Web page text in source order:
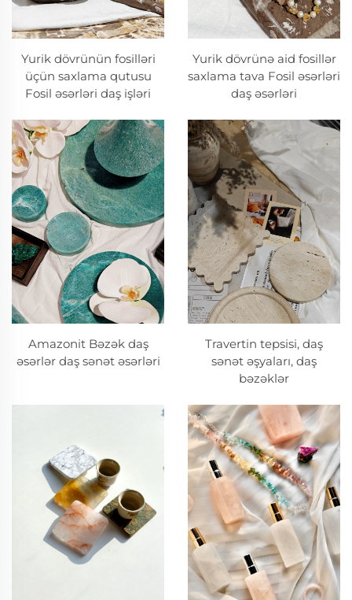
Yurik dövrünün fosilləri
üçün saxlama qutusu
Fosil əsərləri daş işləri
Yurik dövrünə aid fosillər
saxlama tava Fosil əsərləri
daş əsərləri
Amazonit Bəzək daş
əsərlər daş sənət əsərləri
Travertin tepsisi, daş
sənət əşyaları, daş
bəzəklər